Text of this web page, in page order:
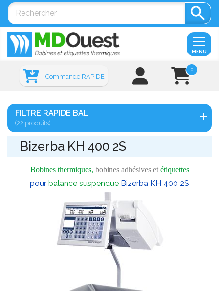

0
Commande RAPIDE
MENU
FILTRE RAPIDE BAL
(22 produits)
Bizerba KH 400 2S
Bobines thermiques, bobines adhésives et étiquettes
pour balance suspendue Bizerba KH 400 2S